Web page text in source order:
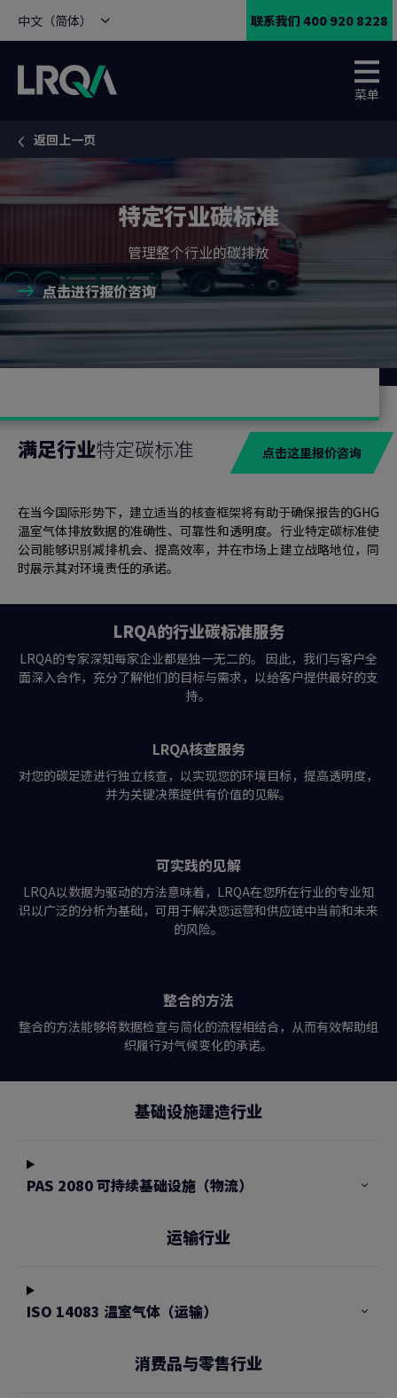
中文（简体） 联系我们 400 920 8228
菜单
You are here:
返回上一页
特定行业碳标准
管理整个行业的碳排放
点击进行报价咨询
点击这里报价咨询
满足行业特定碳标准
在当今国际形势下，建立适当的核查框架将有助于确保报告的GHG
温室气体排放数据的准确性、可靠性和透明度。行业特定碳标准使
公司能够识别减排机会、提高效率，并在市场上建立战略地位，同
时展示其对环境责任的承诺。
LRQA的行业碳标准服务
LRQA的专家深知每家企业都是独一无二的。 因此，我们与客户全
面深入合作，充分了解他们的目标与需求，以给客户提供最好的支
持。
LRQA核查服务
对您的碳足迹进行独立核查，以实现您的环境目标，提高透明度，
并为关键决策提供有价值的见解。
可实践的见解
LRQA以数据为驱动的方法意味着，LRQA在您所在行业的专业知
识以广泛的分析为基础，可用于解决您运营和供应链中当前和未来
的风险。
整合的方法
整合的方法能够将数据检查与简化的流程相结合，从而有效帮助组
织履行对气候变化的承诺。
基础设施建造行业
PAS 2080 可持续基础设施（物流）
运输行业
ISO 14083 温室气体（运输）
消费品与零售行业